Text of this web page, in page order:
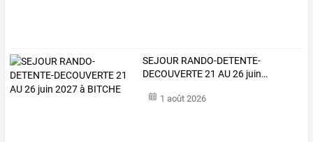
SEJOUR RANDO-DETENTE-
DECOUVERTE21 AU26 juin…
1 août 2026